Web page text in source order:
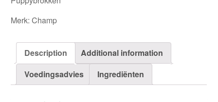
Merk:Champ
Description
Additional information
Voedingsadvies
Ingrediënten